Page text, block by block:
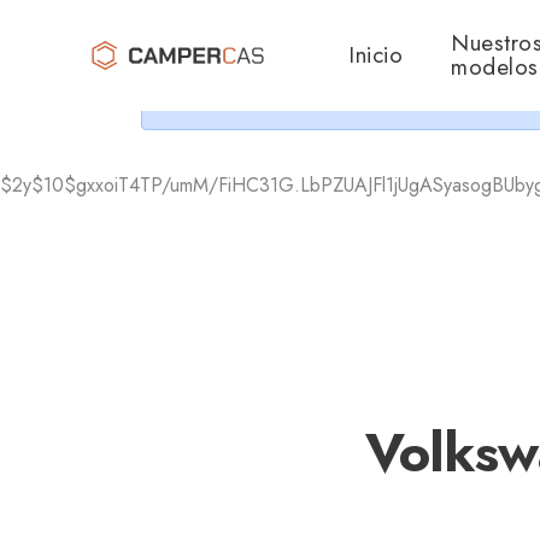
Inicio Nuestros
modelos
$2y$10$gxxoiT4TP/umM/